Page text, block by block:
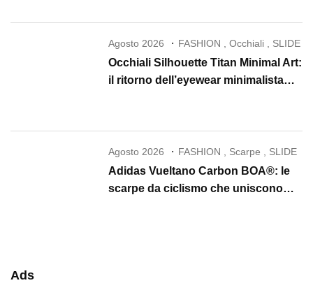
Agosto 2026 FASHION ,Occhiali , SLIDE
Occhiali Silhouette Titan Minimal Art:
il ritorno dell’eyewear minimalista
Agosto 2026 FASHION Scarpe SLIDE
Adidas Vueltano Carbon BOA®: le
scarpe da ciclismo che uniscono
Ads